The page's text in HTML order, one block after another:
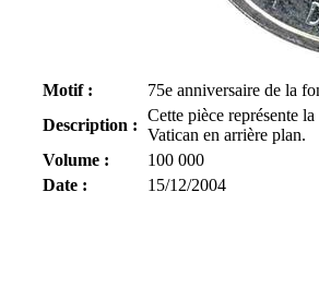
Motif :
75e anniversaire de la
Description :
Cette pièce représente
Vatican en arrière plan.
Volume :
100 000
Date :
15/12/2004